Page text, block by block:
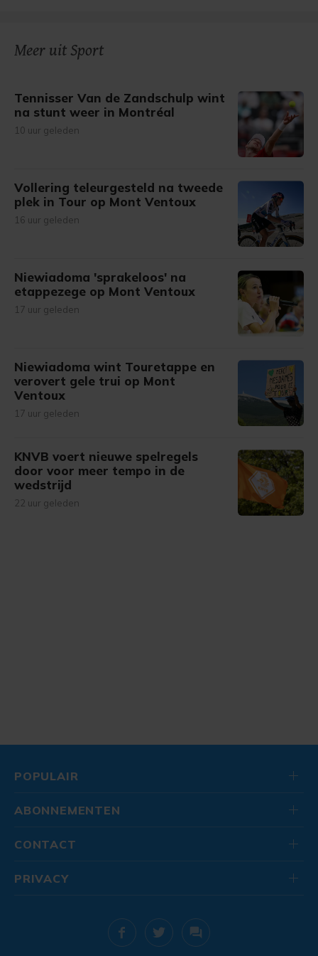
Meer uit Sport
Tennisser Van de Zandschulp wint
na stunt weer in Montréal
10 uur geleden
Vollering teleurgesteld na tweede
plek in Tour op Mont Ventoux
16 uur geleden
Niewiadoma 'sprakeloos' na
etappezege op Mont Ventoux
17 uur geleden
Niewiadoma wint Touretappe en
verovert gele trui op Mont
Ventoux
17 uur geleden
KNVB voert nieuwe spelregels
door voor meer tempo in de
wedstrijd
22 uur geleden
POPULAIR
ABONNEMENTEN
CONTACT
PRIVACY